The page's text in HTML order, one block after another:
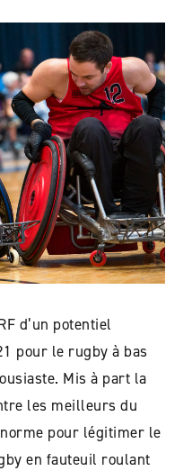
d’un potentiel
pour le rugby à bas
Mis à part la
les meilleurs du
pour légitimer le
en fauteuil roulant